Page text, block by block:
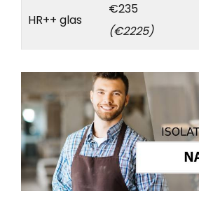
HR++ glas
€235
(€2225)